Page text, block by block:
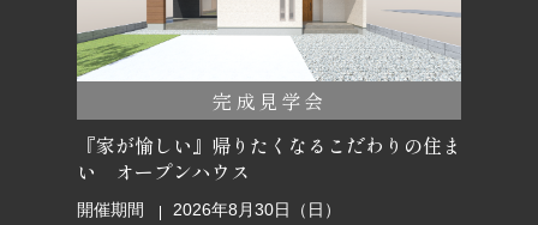
完成見学会
『家が愉しい』帰りたくなるこだわりの住ま
い オープンハウス
開催期間
2026年8月30日（日）